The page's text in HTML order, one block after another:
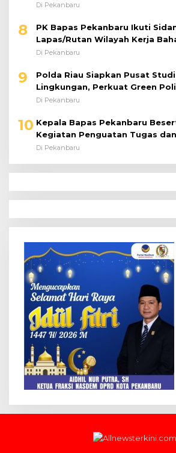
Di Pekanbaru
8
PK Bapas Pekanbaru Ikuti
Lapas/Rutan Wilayah Kerja
Umum Jelang Hari Kemerdekaan
Di Pekanbaru
9
Polda Riau Siapkan Pusat
Lingkungan, Perkuat Green
Riset
Di Pekanbaru
10 Kepala Bapas Pekanbaru
Kegiatan Penguatan Tugas
Paparan Penempatan WBP ke
Di Pekanbaru